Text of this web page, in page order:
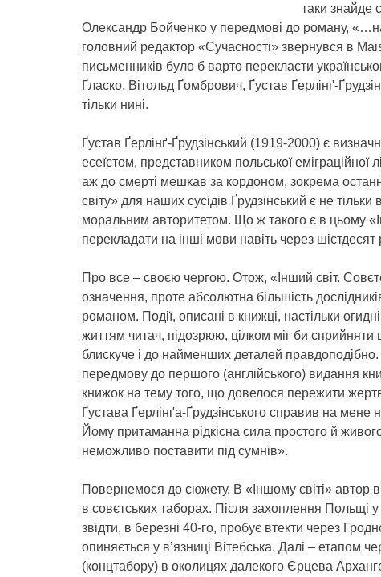
таки знайде
Олександр Бойченко у передмові до роману,
головний редактор «Сучасності» звернувся в
письменників було б варто перекласти
Ґласко, Вітольд Ґомбрович, Ґустав Ґерлінґ-
тільки нині.
Ґустав Ґерлінґ-Ґрудзінський (1919-2000) є
есеїстом, представником польської еміграційної
аж до смерті мешкав за кордоном, зокрема
світу» для наших сусідів Ґрудзінський є не
моральним авторитетом. Що ж такого є в цьому
перекладати на інші мови навіть через шістдесят
Про все – своєю чергою. Отож, «Інший світ.
означення, проте абсолютна більшість
романом. Події, описані в книжці, настільки
життям читач, підозрюю, цілком міг би сприйняти
блискуче і до найменших деталей
передмову до першого (англійського) видання
книжок на тему того, що довелося пережити
Ґустава Ґерлінґа-Ґрудзінського справив на
Йому притаманна рідкісна сила простого й
неможливо поставити під сумнів».
Повернемося до сюжету. В «Іншому світі» автор
в совєтських таборах. Після захоплення Польщі
звідти, в березні 40-го, пробує втекти через
опиняється у в’язниці Вітебська. Далі – етапом
(концтабору) в околицях далекого Єрцева